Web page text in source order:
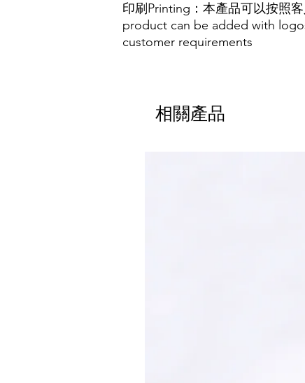
印刷Printing：本產品可以按照
product can be added with
customer requirements
相關產品